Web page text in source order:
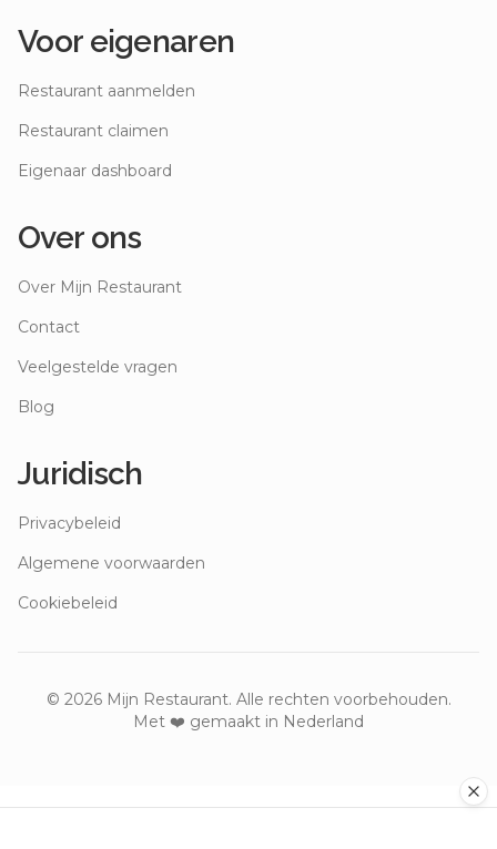
Voor eigenaren
Restaurant aanmelden
Restaurant claimen
Eigenaar dashboard
Over ons
Over Mijn Restaurant
Contact
Veelgestelde vragen
Blog
Juridisch
Privacybeleid
Algemene voorwaarden
Cookiebeleid
© 2026Mijn Restaurant. Alle rechten voorbehouden.
Met ❤️ gemaakt in Nederland